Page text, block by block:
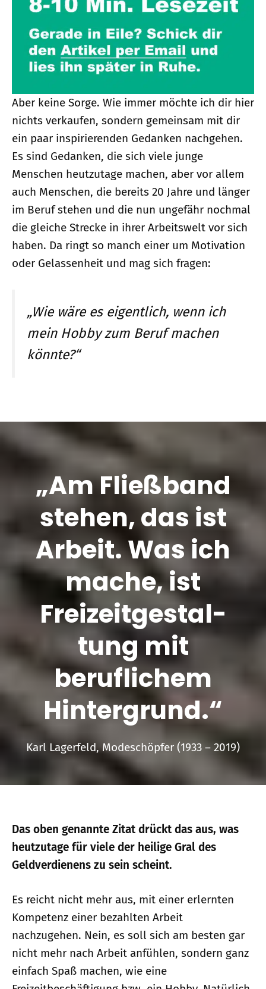
Aber keine Sorge. Wie immer möchte ich dir hier
nichts verkaufen, sondern gemeinsam mit dir
ein paar inspirierenden Gedanken nachgehen.
Es sind Gedanken, die sich viele junge
Menschen heutzutage machen, aber vor allem
auch Menschen, die bereits 20 Jahre und länger
im Beruf stehen und die nun ungefähr nochmal
die gleiche Strecke in ihrer Arbeitswelt vor sich
haben. Da ringt so manch einer um Motivation
oder Gelassenheit und mag sich fragen:
„Wie wäre es eigentlich, wenn ich
mein Hobby zum Beruf machen
könnte?“
„Am Fließband
stehen, das ist
Arbeit. Was ich
mache, ist
Freizeit­gestal­
tung mit
beruflichem
Hintergrund.“
Karl Lagerfeld, Modeschöpfer (1933 – 2019)
Das oben genannte Zitat drückt das aus, was
heutzutage für viele der heilige Gral des
Geldverdienens zu sein scheint.
Es reicht nicht mehr aus, mit einer erlernten
Kompetenz einer bezahlten Arbeit
nachzugehen. Nein, es soll sich am besten gar
nicht mehr nach Arbeit anfühlen, sondern ganz
einfach Spaß machen, wie eine